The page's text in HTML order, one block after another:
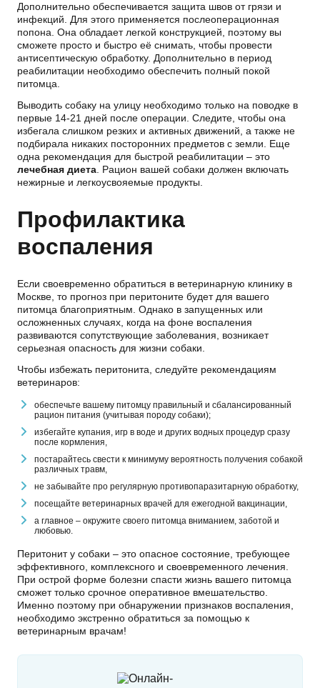
Дополнительно обеспечивается защита швов от грязи и
инфекций. Для этого применяется послеоперационная
попона. Она обладает легкой конструкцией, поэтому вы
сможете просто и быстро её снимать, чтобы провести
антисептическую обработку. Дополнительно в период
реабилитации необходимо обеспечить полный покой
питомца.
Выводить собаку на улицу необходимо только на поводке в
первые 14-21 дней после операции. Следите, чтобы она
избегала слишком резких и активных движений, а также не
подбирала никаких посторонних предметов с земли. Еще
одна рекомендация для быстрой реабилитации – это
лечебная диета . Рацион вашей собаки должен включать
нежирные и легкоусвояемые продукты.
Профилактика
воспаления
Если своевременно обратиться в ветеринарную клинику в
Москве, то прогноз при перитоните будет для вашего
питомца благоприятным. Однако в запущенных или
осложненных случаях, когда на фоне воспаления
развиваются сопутствующие заболевания, возникает
серьезная опасность для жизни собаки.
Чтобы избежать перитонита, следуйте рекомендациям
ветеринаров:
обеспечьте вашему питомцу правильный и сбалансированный
рацион питания (учитывая породу собаки);
избегайте купания, игр в воде и других водных процедур сразу
после кормления,
постарайтесь свести к минимуму вероятность получения собакой
различных травм,
не забывайте про регулярную противопаразитарную обработку,
посещайте ветеринарных врачей для ежегодной вакцинации,
а главное – окружите своего питомца вниманием, заботой и
любовью.
Перитонит у собаки – это опасное состояние, требующее
эффективного, комплексного и своевременного лечения.
При острой форме болезни спасти жизнь вашего питомца
сможет только срочное оперативное вмешательство.
Именно поэтому при обнаружении признаков воспаления,
необходимо экстренно обратиться за помощью к
ветеринарным врачам!